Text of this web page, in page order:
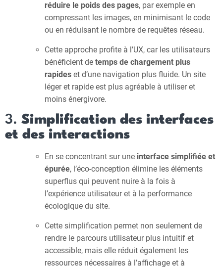
réduire le poids des pages, par exemple en
compressant les images, en minimisant le code
ou en réduisant le nombre de requêtes réseau.
Cette approche profite à l’UX, car les utilisateurs
bénéficient de temps de chargement plus
rapides et d’une navigation plus fluide. Un site
léger et rapide est plus agréable à utiliser et
moins énergivore.
3. Simplification des interfaces
et des interactions
En se concentrant sur une interface simplifiée et
épurée, l’éco-conception élimine les éléments
superflus qui peuvent nuire à la fois à
l’expérience utilisateur et à la performance
écologique du site.
Cette simplification permet non seulement de
rendre le parcours utilisateur plus intuitif et
accessible, mais elle réduit également les
ressources nécessaires à l’affichage et à